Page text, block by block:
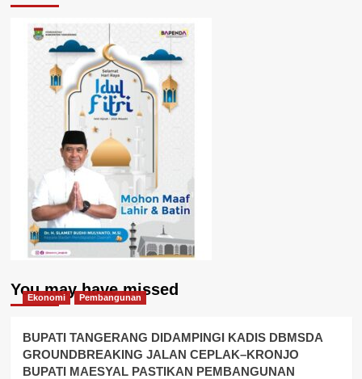
You may have missed
Ekonomi Pembangunan
BUPATI TANGERANG DIDAMPINGI KADIS DBMSDA
GROUNDBREAKING JALAN CEPLAK–KRONJO
BUPATI MAESYAL PASTIKAN PEMBANGUNAN